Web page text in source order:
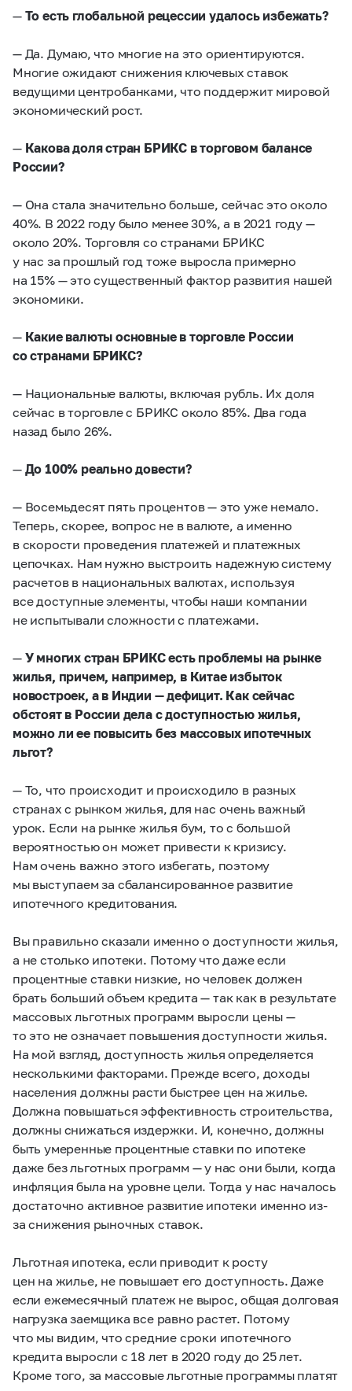
— То есть глобальной рецессии удалось избежать?
— Да. Думаю, что многие на это ориентируются.
Многие ожидают снижения ключевых ставок
ведущими центробанками, что поддержит мировой
экономический рост.
— Какова доля стран БРИКС в торговом балансе
России?
— Она стала значительно больше, сейчас это около
40%. В 2022 году было менее 30%, а в 2021 году —
около 20%. Торговля со странами БРИКС
у нас за прошлый год тоже выросла примерно
на 15% — это существенный фактор развития нашей
экономики.
— Какие валюты основные в торговле России
со странами БРИКС?
— Национальные валюты, включая рубль. Их доля
сейчас в торговле с БРИКС около 85%. Два года
назад было 26%.
— До 100% реально довести?
— Восемьдесят пять процентов — это уже немало.
Теперь, скорее, вопрос не в валюте, а именно
в скорости проведения платежей и платежных
цепочках. Нам нужно выстроить надежную систему
расчетов в национальных валютах, используя
все доступные элементы, чтобы наши компании
не испытывали сложности с платежами.
— У многих стран БРИКС есть проблемы на рынке
жилья, причем, например, в Китае избыток
новостроек, а в Индии — дефицит. Как сейчас
обстоят в России дела с доступностью жилья,
можно ли ее повысить без массовых ипотечных
льгот?
— То, что происходит и происходило в разных
странах с рынком жилья, для нас очень важный
урок. Если на рынке жилья бум, то с большой
вероятностью он может привести к кризису.
Нам очень важно этого избегать, поэтому
мы выступаем за сбалансированное развитие
ипотечного кредитования.
Вы правильно сказали именно о доступности жилья,
а не столько ипотеки. Потому что даже если
процентные ставки низкие, но человек должен
брать больший объем кредита — так как в результате
массовых льготных программ выросли цены —
то это не означает повышения доступности жилья.
На мой взгляд, доступность жилья определяется
несколькими факторами. Прежде всего, доходы
населения должны расти быстрее цен на жилье.
Должна повышаться эффективность строительства,
должны снижаться издержки. И, конечно, должны
быть умеренные процентные ставки по ипотеке
даже без льготных программ — у нас они были, когда
инфляция была на уровне цели. Тогда у нас началось
достаточно активное развитие ипотеки именно из-
за снижения рыночных ставок.
Льготная ипотека, если приводит к росту
цен на жилье, не повышает его доступность. Даже
если ежемесячный платеж не вырос, общая долговая
нагрузка заемщика все равно растет. Потому
что мы видим, что средние сроки ипотечного
кредита выросли с 18 лет в 2020 году до 25 лет.
Кроме того, за массовые льготные программы платят